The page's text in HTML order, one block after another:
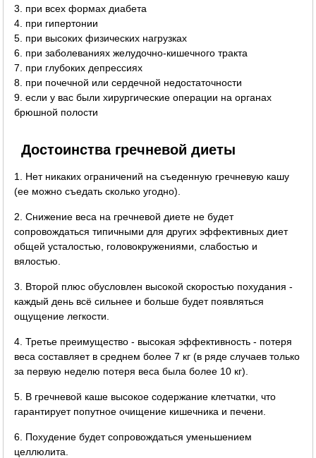
3. при всех формах диабета
4. при гипертонии
5. при высоких физических нагрузках
6. при заболеваниях желудочно-кишечного тракта
7. при глубоких депрессиях
8. при почечной или сердечной недостаточности
9. если у вас были хирургические операции на органах
брюшной полости
Достоинства гречневой диеты
1. Нет никаких ограничений на съеденную гречневую кашу
(ее можно съедать сколько угодно).
2. Снижение веса на гречневой диете не будет
сопровождаться типичными для других эффективных диет
общей усталостью, головокружениями, слабостью и
вялостью.
3. Второй плюс обусловлен высокой скоростью похудания -
каждый день всё сильнее и больше будет появляться
ощущение легкости.
4. Третье преимущество - высокая эффективность - потеря
веса составляет в среднем более 7 кг (в ряде случаев только
за первую неделю потеря веса была более 10 кг).
5. В гречневой каше высокое содержание клетчатки, что
гарантирует попутное очищение кишечника и печени.
6. Похудение будет сопровождаться уменьшением
целлюлита.